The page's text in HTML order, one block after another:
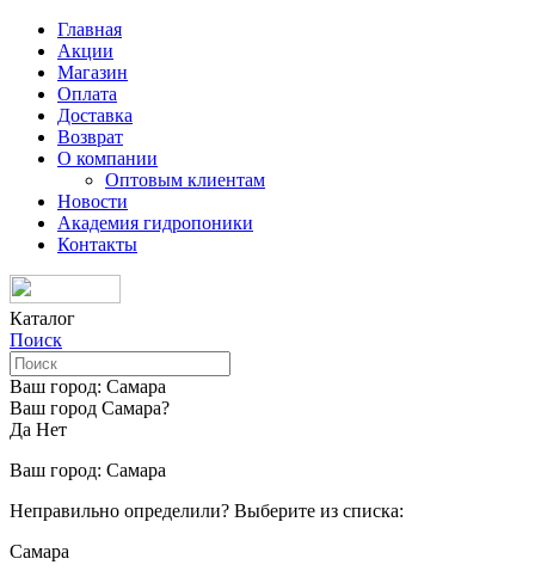
Главная
Акции
Магазин
Оплата
Доставка
Возврат
О компании
Оптовым клиентам
Новости
Академия гидропоники
Контакты
Каталог
Поиск
Ваш город: Самара
Ваш город Самара?
Да Нет
Ваш город: Самара
Неправильно определили? Выберите из списка:
Самара